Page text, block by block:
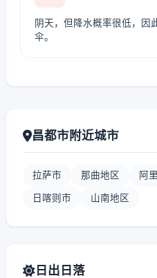
阴天，但降水概率很低，因
伞。
昌都市附近城市
拉萨市 那曲地区 阿
日喀则市 山南地区
日出日落